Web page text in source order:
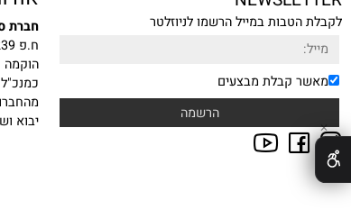
במייל הרשמו לניוזלטר
אודות
חברת סיטי
כמנכ"ל